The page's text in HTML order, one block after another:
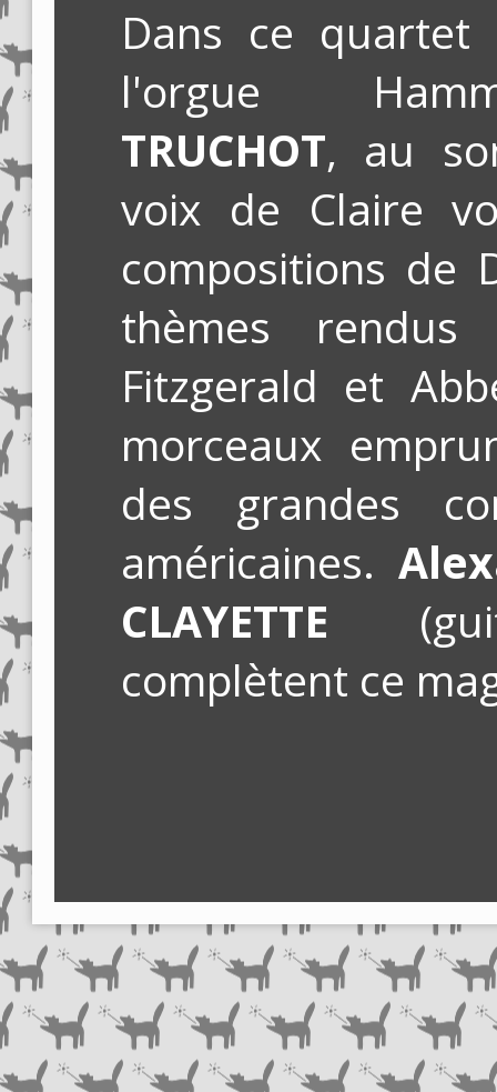
Dans ce quartet
l'orgue
TRUCHOT, au
voix de Claire
compositions de
thèmes
Fitzgerald et
morceaux
des grandes
américaines.
CLAYETTE
complètent ce